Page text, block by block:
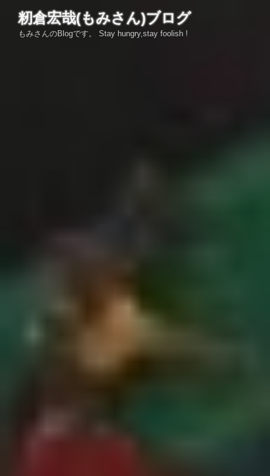
籾倉宏哉(もみさん)ブログ
もみさんのBlogです。 Stay hungry,stay foolish !